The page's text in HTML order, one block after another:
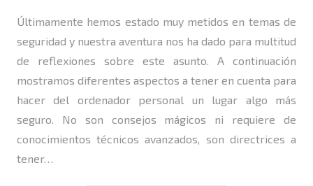
Últimamente hemos estado muy metidos en temas de
seguridad y nuestra aventura nos ha dado para multitud
de reflexiones sobre este asunto. A continuación
mostramos diferentes aspectos a tener en cuenta para
hacer del ordenador personal un lugar algo más
seguro. No son consejos mágicos ni requiere de
conocimientos técnicos avanzados, son directrices a
tener…